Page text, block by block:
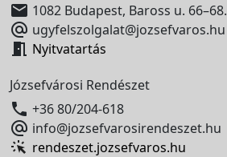
 1082 Budapest, Baross u. 66–68.
 ugyfelszolgalat@jozsefvaros.hu
 Nyitvatartás
Józsefvárosi Rendészet
 +36 80/204-618
 info@jozsefvarosirendeszet.hu
rendeszet.jozsefvaros.hu